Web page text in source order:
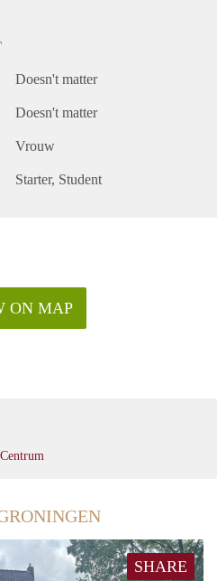
Doesn't matter
Doesn't matter
Vrouw
Starter Student
ON MAP
SHARE